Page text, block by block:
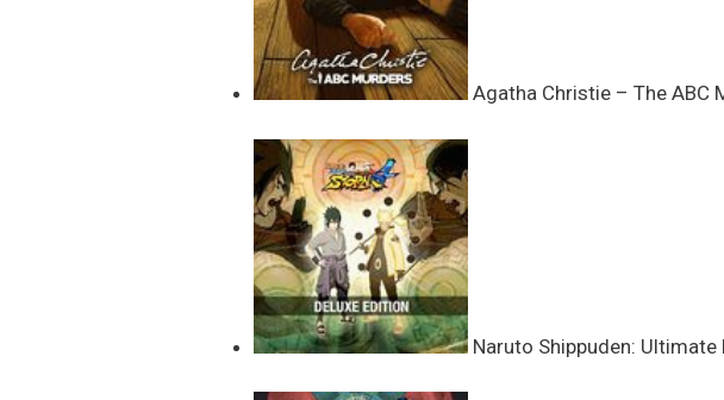
Agatha Christie – The ABC
Naruto Shippuden: